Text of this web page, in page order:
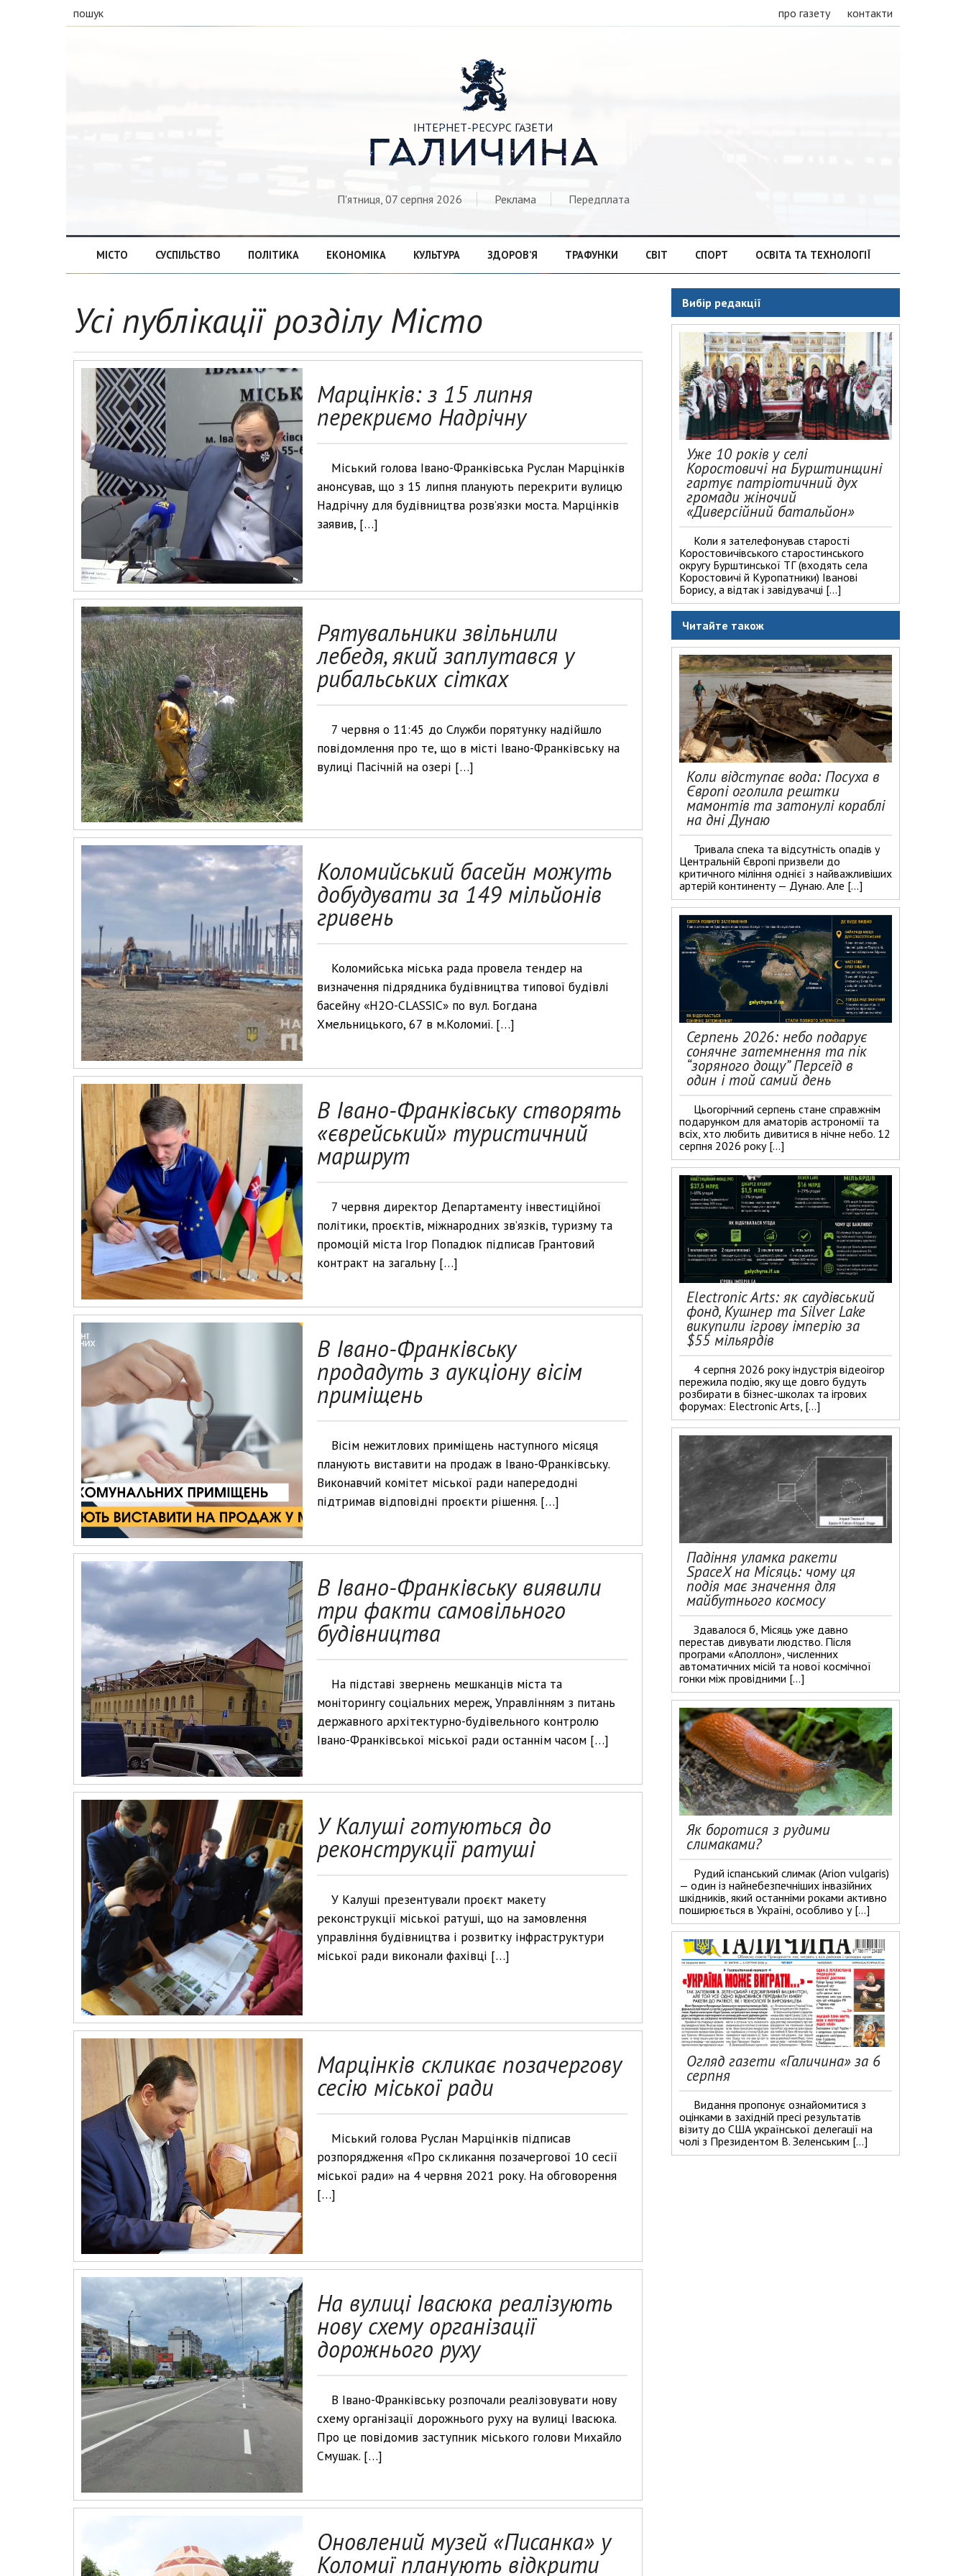
пошук про газету контакти

ІНТЕРНЕТ-РЕСУРС ГАЗЕТИ
ГАЛИЧИНА
П'ятниця, 07 серпня 2026 Реклама Передплата
МІСТО СУСПІЛЬСТВО ПОЛІТИКА ЕКОНОМІКА КУЛЬТУРА ЗДОРОВ’Я ТРАФУНКИ СВІТ СПОРТ ОСВІТА ТА ТЕХНОЛОГІЇ
Усі публікації розділу Місто
Марцінків: з 15 липня
перекриємо Надрічну
Міський голова Івано-Франківська Руслан Марцінків
анонсував, що з 15 липня планують перекрити вулицю
Надрічну для будівництва розв’язки моста. Марцінків
заявив, […]
Рятувальники звільнили
лебедя, який заплутався у
рибальських сітках
7 червня о 11:45 до Служби порятунку надійшло
повідомлення про те, що в місті Івано-Франківську на
вулиці Пасічній на озері […]
Коломийський басейн можуть
добудувати за 149 мільйонів
гривень
Коломийська міська рада провела тендер на
визначення підрядника будівництва типової будівлі
басейну «H2O-CLASSIC» по вул. Богдана
Хмельницького, 67 в м.Коломиї. […]
В Івано-Франківську створять
«єврейський» туристичний
маршрут
7 червня директор Департаменту інвестиційної
політики, проєктів, міжнародних зв’язків, туризму та
промоцій міста Ігор Попадюк підписав Грантовий
контракт на загальну […]
В Івано-Франківську
продадуть з аукціону вісім
приміщень
Вісім нежитлових приміщень наступного місяця
планують виставити на продаж в Івано-Франківську.
Виконавчий комітет міської ради напередодні
підтримав відповідні проєкти рішення. […]
В Івано-Франківську виявили
три факти самовільного
будівництва
На підставі звернень мешканців міста та
моніторингу соціальних мереж, Управлінням з питань
державного архітектурно-будівельного контролю
Івано-Франківської міської ради останнім часом […]
У Калуші готуються до
реконструкції ратуші
У Калуші презентували проєкт макету
реконструкції міської ратуші, що на замовлення
управління будівництва і розвитку інфраструктури
міської ради виконали фахівці […]
Марцінків скликає позачергову
сесію міської ради
Міський голова Руслан Марцінків підписав
розпорядження «Про скликання позачергової 10 сесії
міської ради» на 4 червня 2021 року. На обговорення
[…]
На вулиці Івасюка реалізують
нову схему організації
дорожнього руху
В Івано-Франківську розпочали реалізовувати нову
схему організації дорожнього руху на вулиці Івасюка.
Про це повідомив заступник міського голови Михайло
Смушак. […]
Оновлений музей «Писанка» у
Коломиї планують відкрити
Вибір редакції
Уже 10 років у селі
Коростовичі на Бурштинщині
гартує патріотичний дух
громади жіночий
«Диверсійний батальйон»
Коли я зателефонував старості
Коростовичівського старостинського
округу Бурштинської ТГ (входять села
Коростовичі й Куропатники) Іванові
Борису, а відтак і завідувачці […]
Читайте також
Коли відступає вода: Посуха в
Європі оголила рештки
мамонтів та затонулі кораблі
на дні Дунаю
Тривала спека та відсутність опадів у
Центральній Європі призвели до
критичного міління однієї з найважливіших
артерій континенту — Дунаю. Але […]
Серпень 2026: небо подарує
сонячне затемнення та пік
“зоряного дощу” Персеїд в
один і той самий день
Цьогорічний серпень стане справжнім
подарунком для аматорів астрономії та
всіх, хто любить дивитися в нічне небо. 12
серпня 2026 року […]
Electronic Arts: як саудівський
фонд, Кушнер та Silver Lake
викупили ігрову імперію за
$55 мільярдів
4 серпня 2026 року індустрія відеоігор
пережила подію, яку ще довго будуть
розбирати в бізнес-школах та ігрових
форумах: Electronic Arts, […]
Падіння уламка ракети
SpaceX на Місяць: чому ця
подія має значення для
майбутнього космосу
Здавалося б, Місяць уже давно
перестав дивувати людство. Після
програми «Аполлон», численних
автоматичних місій та нової космічної
гонки між провідними […]
Як боротися з рудими
слимаками?
Рудий іспанський слимак (Arion vulgaris)
— один із найнебезпечніших інвазійних
шкідників, який останніми роками активно
поширюється в Україні, особливо у […]
Огляд газети «Галичина» за 6
серпня
Видання пропонує ознайомитися з
оцінками в західній пресі результатів
візиту до США української делегації на
чолі з Президентом В. Зеленським […]